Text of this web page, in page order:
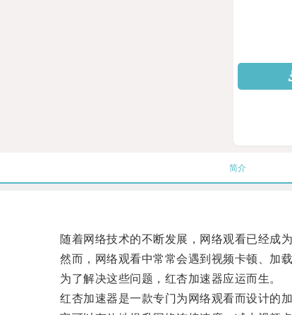
简介
随着网络技术的不断发展，网络观看已经成为
然而，网络观看中常常会遇到视频卡顿、加载
为了解决这些问题，红杏加速器应运而生。
红杏加速器是一款专门为网络观看而设计的加